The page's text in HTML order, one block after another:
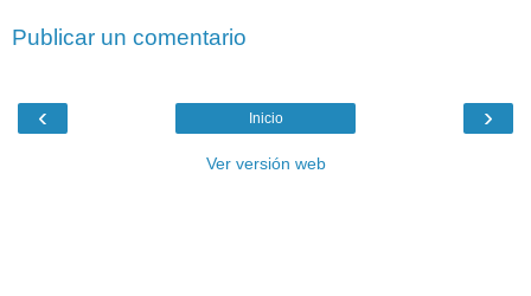
Publicar un comentario
‹ ›
Inicio
Ver versión web